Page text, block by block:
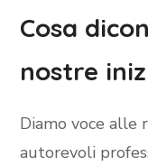
Cosa
nostre
Diamo voce alle
autorevoli